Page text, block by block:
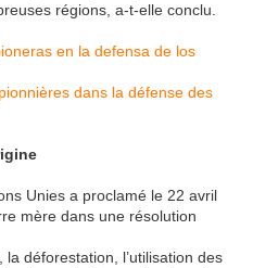
régions, a-t-elle conclu.
en la defensa de los
dans la défense des
Unies a proclamé le 22 avril
mère dans une résolution
la déforestation, l’utilisation des